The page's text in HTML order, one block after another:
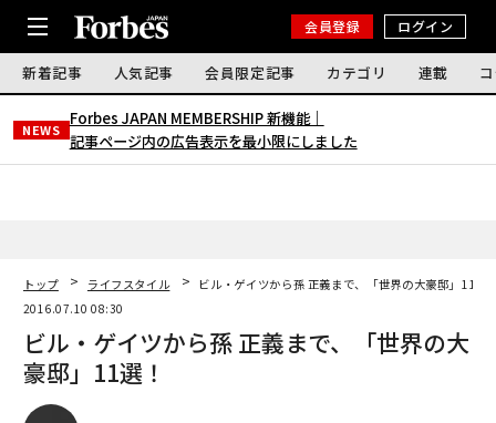
会員登録 ログイン
新着記事 人気記事 会員限定記事 カテゴリ 連載
NEWS
Forbes JAPAN MEMBERSHIP 新機能｜
記事ページ内の広告表示を最小限にしました
トップ ライフスタイル
ビル・ゲイツから孫 正義まで、「世界の大豪邸」11選
2016.07.10 08:30
ビル・ゲイツから孫 正義まで、「世界の大
豪邸」11選！